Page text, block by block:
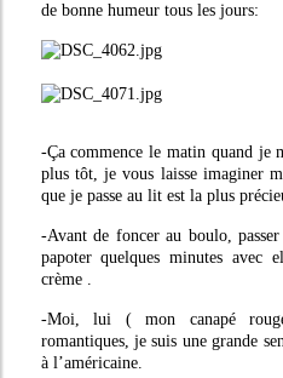
de bonne humeur tous les jours:
-Ça commence le matin quand je
plus tôt, je vous laisse imaginer
que je passe au lit est la plus
-Avant de foncer au boulo,
papoter quelques minutes avec
crème .
-Moi, lui ( mon canapé
romantiques, je suis une grande
à l’américaine.